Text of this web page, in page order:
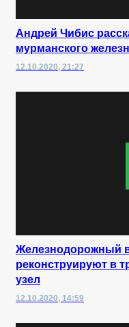
Андрей Чибис
мурманского
12.10.2020, 21:27
Железнодорожный
реконструируют в
узел
12.10.2020, 14:59